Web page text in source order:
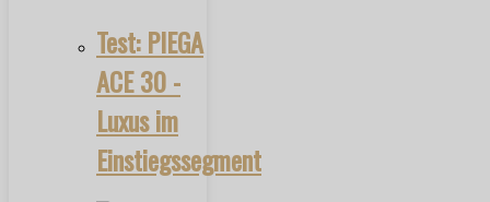
Test: PIEGA
ACE 30 -
Luxus im
Einstiegssegment